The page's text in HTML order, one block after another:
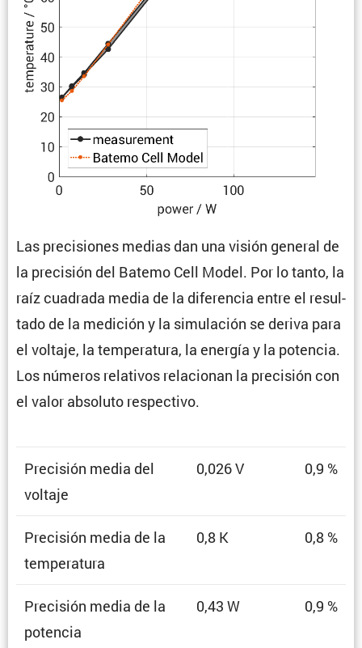
Las preci­siones medias dan una visión general de
la preci­sión del Batemo Cell Model. Por lo tanto, la
raíz cuadrada media de la diferencia entre el resul­
tado de la medición y la simula­ción se deriva para
el voltaje, la tempe­ra­tura, la energía y la potencia.
Los números relativos relacionan la preci­sión con
el valor absoluto respectivo.
Preci­sión media del
voltaje
0,026 V 0,9 %
Preci­sión media de la
temperatura
0,8 K 0,8 %
Preci­sión media de la
potencia
0,43 W 0,9 %